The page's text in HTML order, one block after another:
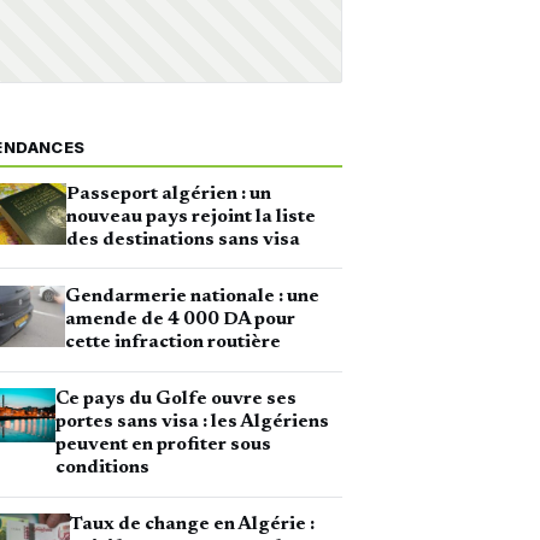
Passeport algérien : un
nouveau pays rejoint la liste
des destinations sans visa
Gendarmerie nationale : une
amende de 4 000 DA pour
cette infraction routière
Ce pays du Golfe ouvre ses
portes sans visa : les Algériens
peuvent en profiter sous
conditions
Taux de change en Algérie :